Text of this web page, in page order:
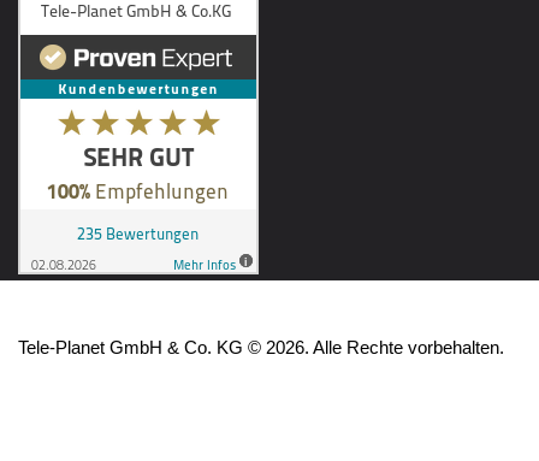
Tele-Planet GmbH & Co. KG © 2026. Alle Rechte vorbehalten.